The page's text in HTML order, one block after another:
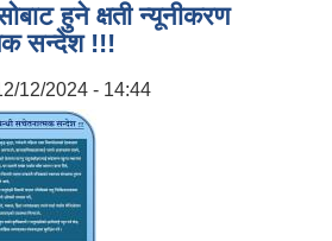
हुने क्षती न्यूनीकरण
सन्देश !!!
12/2024 - 14:44